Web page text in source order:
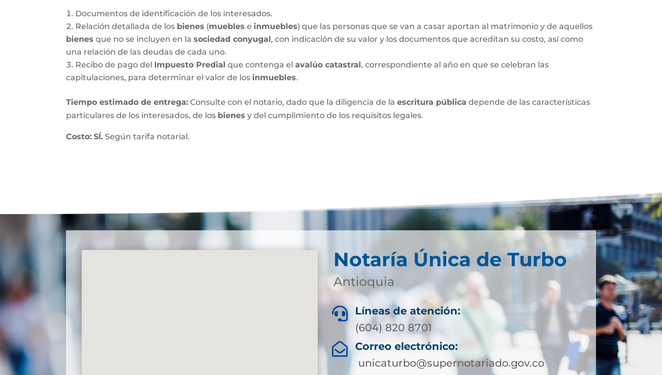
Documentos de identificación de los interesados.
Relación detallada de los bienes (muebles e inmuebles) que las personas que se van a casar aportan al matrimonio y de aquellos
bienes que no se incluyen en lasociedad conyugal, con indicación de su valor y los documentos que acreditan su costo, así como
una relación de las deudas de cada uno.
Recibo de pago del Impuesto Predial que contenga elavalúo catastral, correspondiente al año en que se celebran las
capitulaciones, para determinar el valor de los inmuebles.
Tiempo estimado de entrega: Consulte con el notario, dado que la diligencia de laescritura pública depende de las características
particulares de los interesados, de los bienes y del cumplimiento de los requisitos legales.
Costo: SÍ. Según tarifa notarial.
Notaría Única de Turbo
Antioquia

Líneas de atención:
(604) 820 8701
 Correo electrónico:
unicaturbo@supernotariado.gov.co